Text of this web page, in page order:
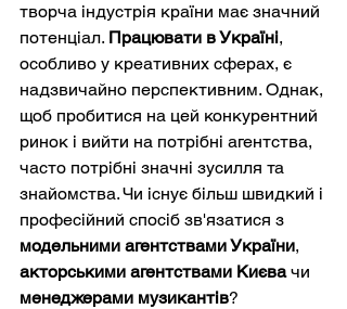
творча індустрія країни має значний
потенціал. Працювати в Україні,
особливо у креативних сферах, є
надзвичайно перспективним. Однак,
щоб пробитися на цей конкурентний
ринок і вийти на потрібні агентства,
часто потрібні значні зусилля та
знайомства. Чи існує більш швидкий і
професійний спосіб зв'язатися з
модельними агентствами України,
акторськими агентствами Києва чи
менеджерами музикантів?